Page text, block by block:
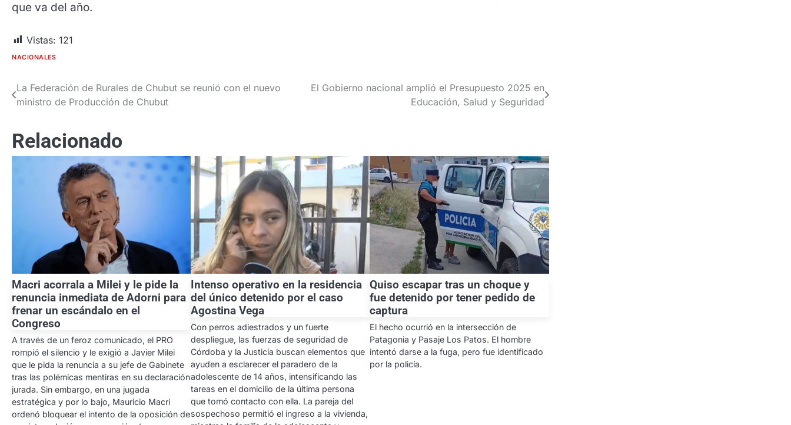
que va del año.
Vistas: 121
NACIONALES
Navegación
entradas
La Federación de Rurales de Chubut se reunió con el nuevo
ministro de Producción de Chubut
El Gobierno nacional amplió el Presupuesto 2025 en
Educación, Salud y Seguridad
Relacionado
Macri acorrala a Milei y le pide la
renuncia inmediata de Adorni para
frenar un escándalo en el
Congreso
A través de un feroz comunicado, el PRO
rompió el silencio y le exigió a Javier Milei
que le pida la renuncia a su jefe de Gabinete
tras las polémicas mentiras en su declaración
jurada. Sin embargo, en una jugada
estratégica y por lo bajo, Mauricio Macri
ordenó bloquear el intento de la oposición de
Intenso operativo en la residencia
del único detenido por el caso
Agostina Vega
Con perros adiestrados y un fuerte
despliegue, las fuerzas de seguridad de
Córdoba y la Justicia buscan elementos que
ayuden a esclarecer el paradero de la
adolescente de 14 años, intensificando las
tareas en el domicilio de la última persona
que tomó contacto con ella. La pareja del
sospechoso permitió el ingreso a la vivienda,
Quiso escapar tras un choque y
fue detenido por tener pedido de
captura
El hecho ocurrió en la intersección de
Patagonia y Pasaje Los Patos. El hombre
intentó darse a la fuga, pero fue identificado
por la policía.